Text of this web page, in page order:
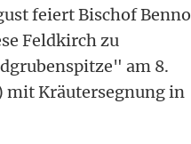
feiert Bischof Benno
Feldkirch zu
am 8.
mit Kräutersegnung in